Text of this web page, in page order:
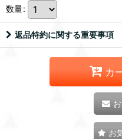
数量:
返品特約に関する重要事項
カ
お